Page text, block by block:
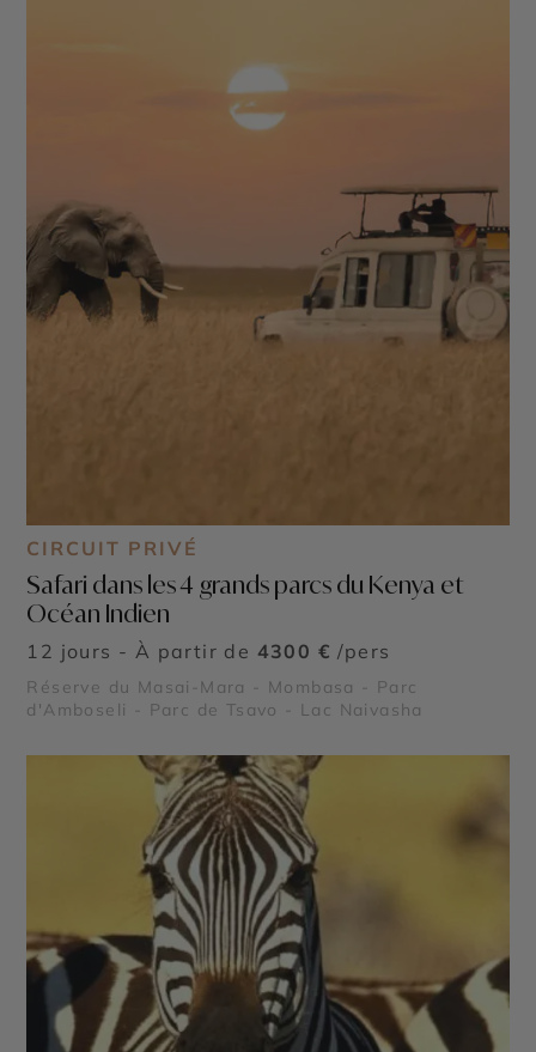
CIRCUIT PRIVÉ
Safari dans les 4 grands parcs du Kenya et
Océan Indien
12 jours - À partir de 4300 € /pers
Réserve du Masai-Mara - Mombasa - Parc
d'Amboseli - Parc de Tsavo - Lac Naivasha